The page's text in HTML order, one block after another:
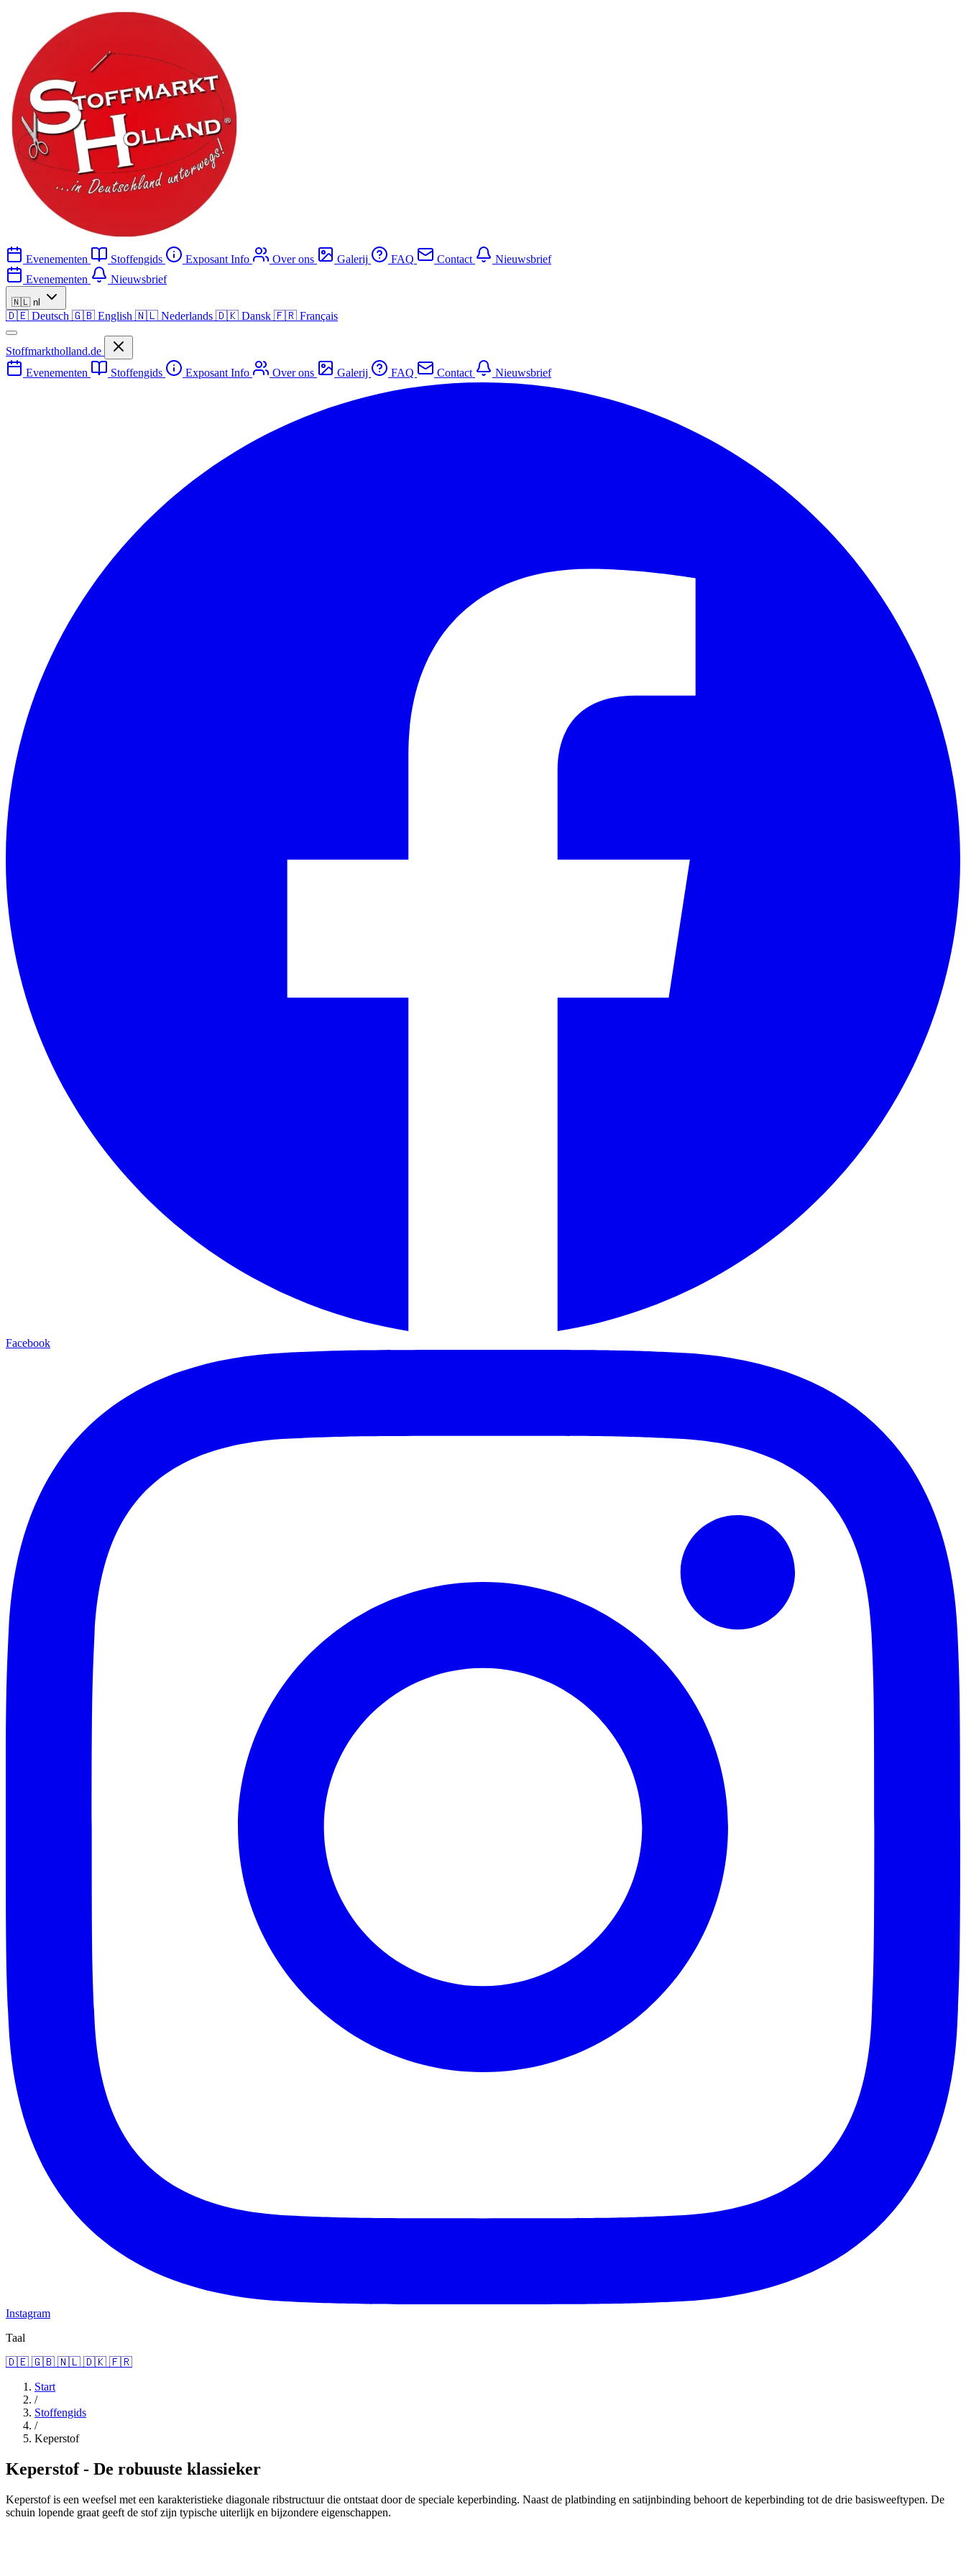
Evenementen Stoffengids Exposant Info Over ons Galerij FAQ Contact
Nieuwsbrief
Evenementen
Nieuwsbrief
🇳🇱 nl
🇩🇪 Deutsch 🇬🇧 English 🇳🇱 Nederlands 🇩🇰 Dansk 🇫🇷 Français
Stoffmarktholland.de
Evenementen
Stoffengids Exposant Info Over ons Galerij FAQ Contact Nieuwsbrief
Facebook
Instagram
Taal
🇩🇪 🇬🇧 🇳🇱 🇩🇰 🇫🇷
Start
/
Stoffengids
/
Keperstof
Keperstof - De robuuste klassieker
Keperstof is een weefsel met een karakteristieke diagonale ribstructuur die ontstaat door de speciale keperbinding. Naast de platbinding en satijnbinding behoort de keperbinding tot de drie basisweeftypen. De
schuin lopende graat geeft de stof zijn typische uiterlijk en bijzondere eigenschappen.